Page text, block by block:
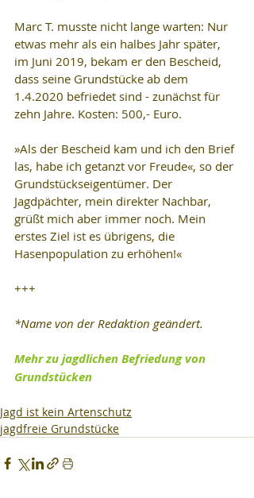
Marc T. musste nicht lange warten: Nur
etwas mehr als ein halbes Jahr später,
im Juni 2019, bekam er den Bescheid,
dass seine Grundstücke ab dem
1.4.2020 befriedet sind - zunächst für
zehn Jahre. Kosten: 500,- Euro.
»Als der Bescheid kam und ich den Brief
las, habe ich getanzt vor Freude«, so der
Grundstückseigentümer. Der
Jagdpächter, mein direkter Nachbar,
grüßt mich aber immer noch. Mein
erstes Ziel ist es übrigens, die
Hasenpopulation zu erhöhen!«
+++
*Name von der Redaktion geändert.
Mehr zu jagdlichen Befriedung von
Grundstücken
Jagd ist kein Artenschutz
jagdfreie Grundstücke